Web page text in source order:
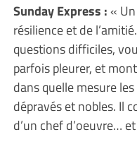
Sunday Express :«
résilience et de
questions difficiles,
parfois pleurer, et
dans quelle mesure
dépravés et nobles. Il
d’un chef d’oeuvre…